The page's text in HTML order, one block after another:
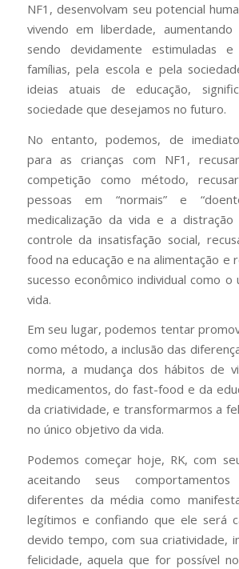
NF1, desenvolvam seu potencial
vivendo em liberdade, aumentando
sendo devidamente estimuladas e
famílias, pela escola e pela
ideias atuais de educação,
sociedade que desejamos no futuro.
No entanto, podemos, de
para as crianças com NF1,
competição como método,
pessoas em “normais” e
medicalização da vida e a
controle da insatisfação social,
food na educação e na alimentação e
sucesso econômico individual como
vida.
Em seu lugar, podemos tentar
como método, a inclusão das
norma, a mudança dos hábitos de
medicamentos, do fast-food e da
da criatividade, e transformarmos a
no único objetivo da vida.
Podemos começar hoje, RK, com
aceitando seus comportamentos
diferentes da média como
legítimos e confiando que ele será
devido tempo, com sua criatividade,
felicidade, aquela que for possível